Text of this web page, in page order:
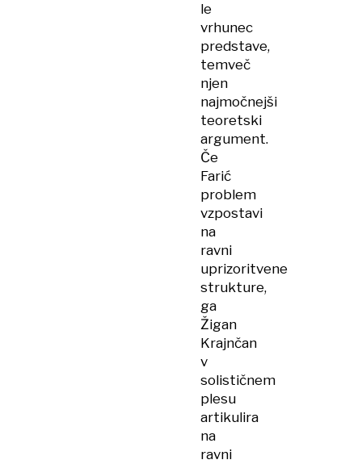
le
vrhunec
predstave,
temveč
njen
najmočnejši
teoretski
argument.
Če
Farić
problem
vzpostavi
na
ravni
uprizoritvene
strukture,
ga
Žigan
Krajnčan
v
solističnem
plesu
artikulira
na
ravni